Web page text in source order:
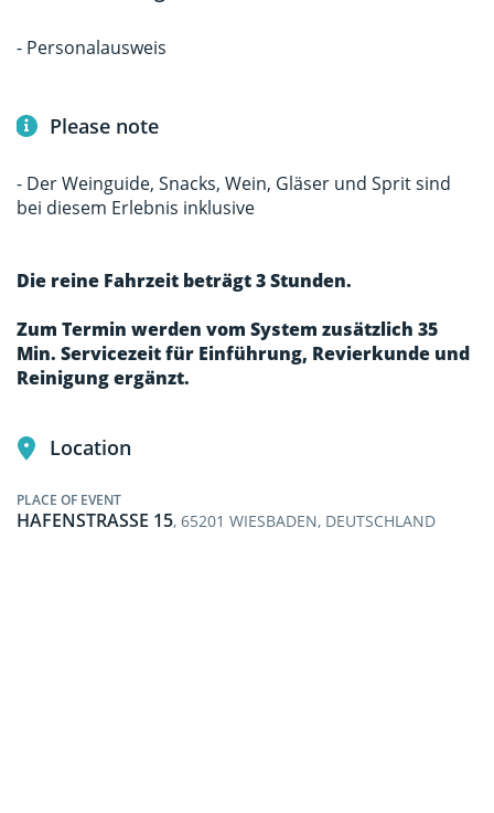
- Personalausweis
Please note
- Der Weinguide, Snacks, Wein, Gläser und Sprit sind
bei diesem Erlebnis inklusive
Die reine Fahrzeit beträgt 3 Stunden.
Zum Termin werden vom System zusätzlich 35
Min. Servicezeit für Einführung, Revierkunde und
Reinigung ergänzt.
Location
PLACE OF EVENT
HAFENSTRASSE 15, 65201 WIESBADEN, DEUTSCHLAND